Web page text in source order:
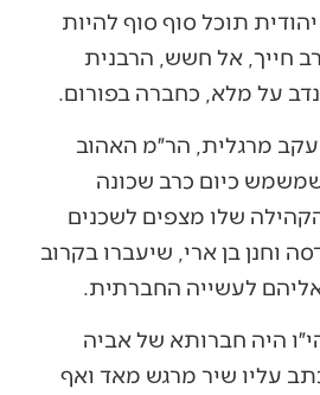
תוכל סוף סוף להיות
חייך, אל חשש, הרבנית
על מלא, כחברה בפורום.
מרגלית, הר״מ האהוב
שמשמש כיום כרב שכונה
שלו מצפים לשכנים
וחנן בן ארי, שיעברו בקרוב
לעשייה החברתית.
היה חברותא של אביה
עליו שיר מרגש מאד ואף